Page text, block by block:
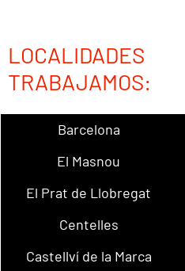
TRABAJAMOS:
Barcelona
El Masnou
El Prat de Llobregat
Centelles
Castellví de la Marca